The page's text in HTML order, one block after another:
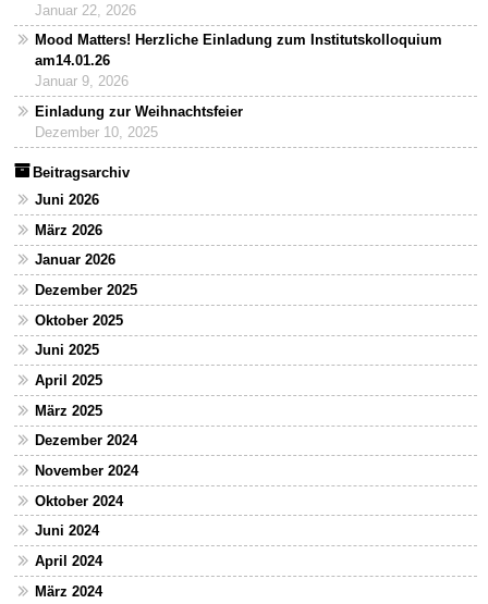
Januar 22, 2026
Mood Matters! Herzliche Einladung zum Institutskolloquium
am14.01.26
Januar 9, 2026
Einladung zur Weihnachtsfeier
Dezember 10, 2025
Beitragsarchiv
Juni 2026
März 2026
Januar 2026
Dezember 2025
Oktober 2025
Juni 2025
April 2025
März 2025
Dezember 2024
November 2024
Oktober 2024
Juni 2024
April 2024
März 2024